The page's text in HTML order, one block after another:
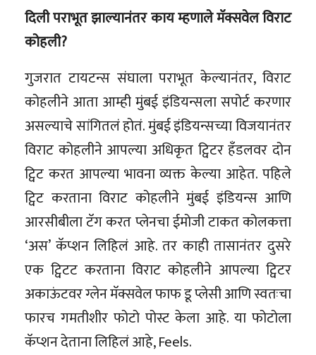
दिली पराभूत झाल्यानंतर काय म्हणाले मॅक्सवेल विराट
कोहली?
गुजरात टायटन्स संघाला पराभूत केल्यानंतर, विराट
कोहलीने आता आम्ही मुंबई इंडियन्सला सपोर्ट करणार
असल्याचे सांगितलं होतं. मुंबई इंडियन्सच्या विजयानंतर
विराट कोहलीने आपल्या अधिकृत ट्विटर हँडलवर दोन
ट्विट करत आपल्या भावना व्यक्त केल्या आहेत. पहिले
ट्विट करताना विराट कोहलीने मुंबई इंडियन्स आणि
आरसीबीला टॅग करत प्लेनचा ईमोजी टाकत कोलकत्ता
‘अस’ कॅप्शन लिहिलं आहे. तर काही तासानंतर दुसरे
एक ट्विटट करताना विराट कोहलीने आपल्या ट्विटर
अकाऊंटवर ग्लेन मॅक्सवेल फाफ डू प्लेसी आणि स्वतःचा
फारच गमतीशीर फोटो पोस्ट केला आहे. या फोटोला
कॅप्शन देताना लिहिलं आहे, Feels.